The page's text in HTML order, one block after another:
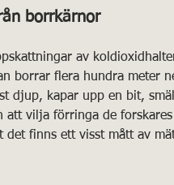
borrkärnor
av
borrar flera hundra meter
djup, kapar upp en bit,
att vilja förringa de
det finns ett visst mått av